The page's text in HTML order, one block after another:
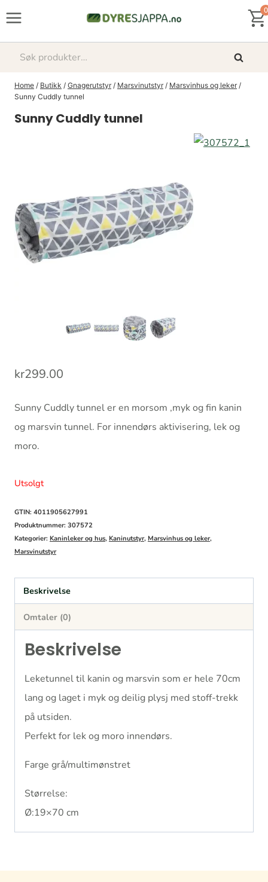
0
Søk
Søk
Home / Butikk / Gnagerutstyr / Marsvinutstyr / Marsvinhus og leker /
Sunny Cuddly tunnel
Sunny Cuddly tunnel
kr299.00
Sunny Cuddly tunnel er en morsom ,myk og fin kanin
og marsvin tunnel. For innendørs aktivisering, lek og
moro.
Utsolgt
GTIN: 4011905627991
Produktnummer: 307572
Kategorier: Kaninleker og hus, Kaninutstyr, Marsvinhus og leker,
Marsvinutstyr
Beskrivelse
Omtaler (0)
Beskrivelse
Leketunnel til kanin og marsvin som er hele 70cm
lang og laget i myk og deilig plysj med stoff-trekk
på utsiden.
Perfekt for lek og moro innendørs.
Farge grå/multimønstret
Størrelse:
Ø:19×70 cm